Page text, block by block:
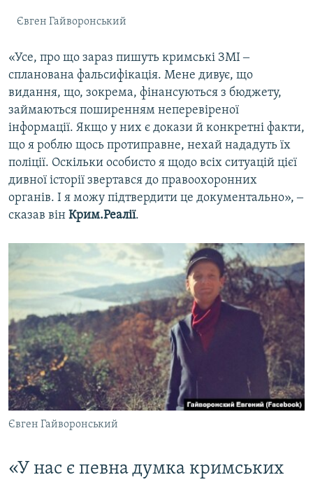
Євген Гайворонський
«Усе, про що зараз пишуть кримські ЗМІ ‒
спланована фальсифікація. Мене дивує, що
видання, що, зокрема, фінансуються з бюджету,
займаються поширенням неперевіреної
інформації. Якщо у них є докази й конкретні факти,
що я роблю щось протиправне, нехай нададуть їх
поліції. Оскільки особисто я щодо всіх ситуацій цієї
дивної історії звертався до правоохоронних
органів. І я можу підтвердити це документально», ‒
сказав він Крим.Реалії.
Євген Гайворонський
«У нас є певна думка кримських